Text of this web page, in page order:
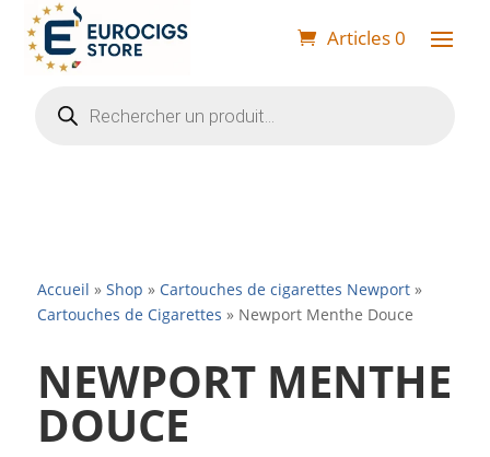
Articles 0
produits
Accueil » Shop » Cartouches de cigarettes Newport»
Cartouches de Cigarettes » Newport Menthe Douce
NEWPORT MENTHE
DOUCE